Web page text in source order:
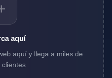
aquí
aquí y llega a miles de
clientes